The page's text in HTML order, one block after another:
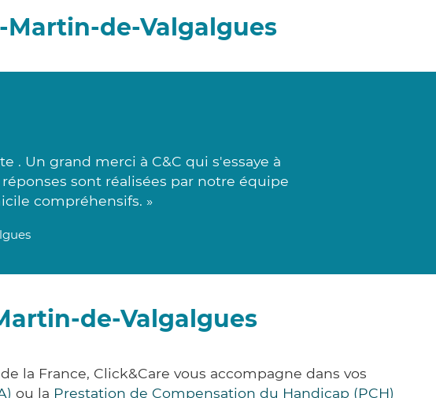
Martin-de-Valgalgues
. Un grand merci à C&C qui s'essaye à
sont réalisées par notre équipe
compréhensifs. »
de-Valgalgues
la France, Click&Care vous accompagne dans vos
ou la Prestation de Compensation du Handicap (PCH)